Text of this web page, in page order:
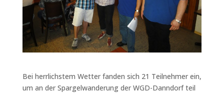
Bei herrlichstem Wetter fanden sich 21 Teilnehmer ein,
um an der Spargelwanderung der WGD-Danndorf teil